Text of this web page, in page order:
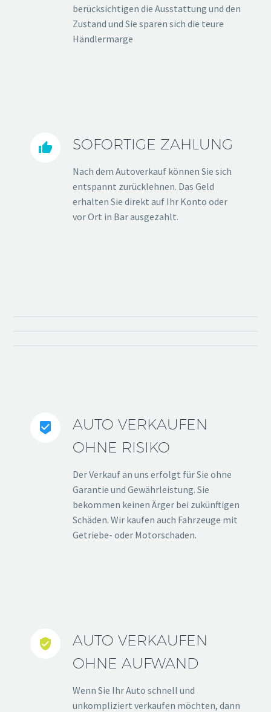
berücksichtigen die Ausstattung und den
Zustand und Sie sparen sich die teure
Händlermarge

 SOFORTIGE ZAHLUNG
Nach dem Autoverkauf können Sie sich
entspannt zurücklehnen. Das Geld
erhalten Sie direkt auf Ihr Konto oder
vor Ort in Bar ausgezahlt.


AUTO VERKAUFEN
OHNE RISIKO
Der Verkauf an uns erfolgt für Sie ohne
Garantie und Gewährleistung. Sie
bekommen keinen Ärger bei zukünftigen
Schäden. Wir kaufen auch Fahrzeuge mit
Getriebe- oder Motorschaden.


AUTO VERKAUFEN
OHNE AUFWAND
Wenn Sie Ihr Auto schnell und
unkompliziert verkaufen möchten, dann